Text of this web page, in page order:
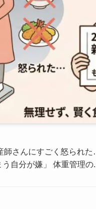
師さんにすごく怒られ
自分が嫌」 体重管理の